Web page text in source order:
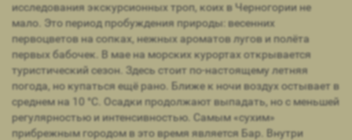
исследования экскурсионных троп, коих в Черногории не
мало. Это период пробуждения природы: весенних
первоцветов на сопках, нежных ароматов лугов и полёта
первых бабочек. В мае на морских курортах открывается
туристический сезон. Здесь стоит по-настоящему летняя
погода, но купаться ещё рано. Ближе к ночи воздух остывает в
среднем на 10 °С. Осадки продолжают выпадать, но с меньшей
регулярностью и интенсивностью. Самым «сухим»
прибрежным городом в это время является Бар. Внутри